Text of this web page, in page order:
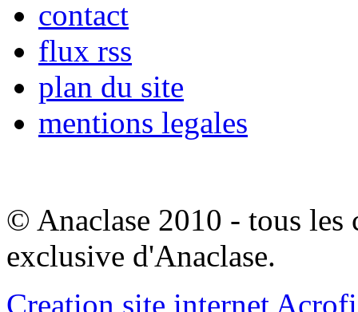
contact
flux rss
plan du site
mentions legales
© Anaclase 2010 - tous les
exclusive d'Anaclase.
Creation site internet